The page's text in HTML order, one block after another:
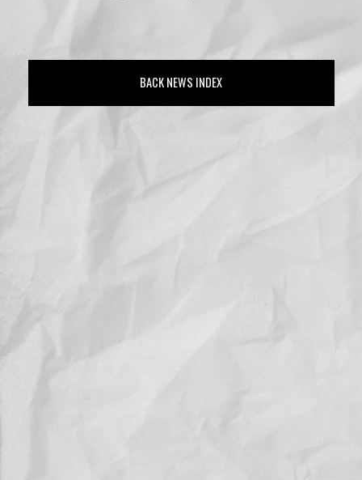
BACK NEWS INDEX